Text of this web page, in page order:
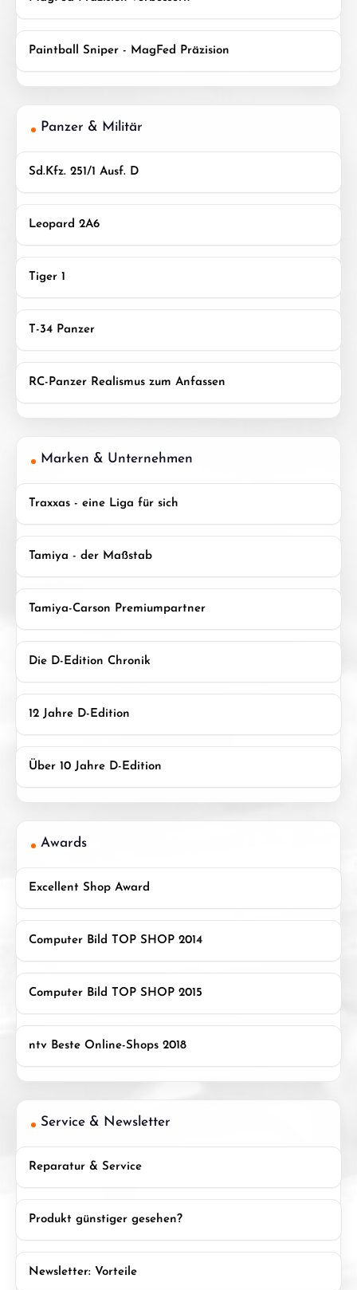
Paintball Sniper - MagFed Präzision
Panzer & Militär
Sd.Kfz. 251/1 Ausf. D
Leopard 2A6
Tiger 1
T-34 Panzer
RC-Panzer Realismus zum Anfassen
Marken & Unternehmen
Traxxas - eine Liga für sich
Tamiya - der Maßstab
Tamiya-Carson Premiumpartner
Die D-Edition Chronik
12 Jahre D-Edition
Über 10 Jahre D-Edition
Awards
Excellent Shop Award
Computer Bild TOP SHOP 2014
Computer Bild TOP SHOP 2015
ntv Beste Online-Shops 2018
Service & Newsletter
Reparatur & Service
Produkt günstiger gesehen?
Newsletter: Vorteile